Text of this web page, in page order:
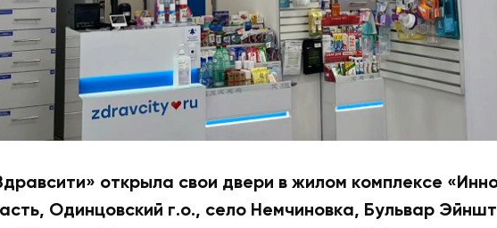
открыла свои двери в жилом комплексе
Одинцовский г.о., село Немчиновка, Бульвар